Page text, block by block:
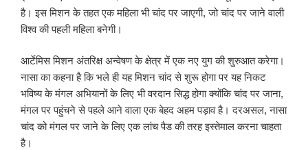
है। इस मिशन के तहत एक महिला भी चांद पर जाएगी, जो चांद पर जाने वाली
विश्व की पहली महिला बनेगी।
आर्टेमिस मिशन अंतरिक्ष अन्वेषण के क्षेत्र में एक नए युग की शुरुआत करेगा।
नासा का कहना है कि भले ही यह मिशन चांद से शुरू होगा पर यह निकट
भविष्य के मंगल अभियानों के लिए भी वरदान सिद्ध होगा क्योंकि चांद पर जाना,
मंगल पर पहुंचने से पहले आने वाला एक बेहद अहम पड़ाव है। दरअसल, नासा
चांद को मंगल पर जाने के लिए एक लांच पैड की तरह इस्तेमाल करना चाहता
है।